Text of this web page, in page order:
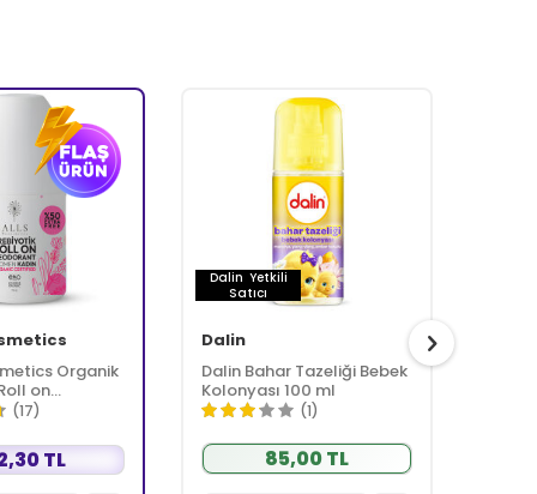
Organik
on
ml -
(17)
TL
Dalin Yetkili
Satıcı
Dalin
Dalin Bahar Tazeliği Bebek
Kolonyası 100 ml
(1)
85,00 TL